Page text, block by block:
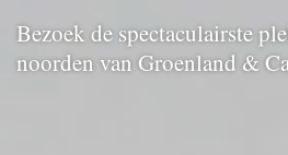
Bezoek de spectaculairste
noorden van Groenland &